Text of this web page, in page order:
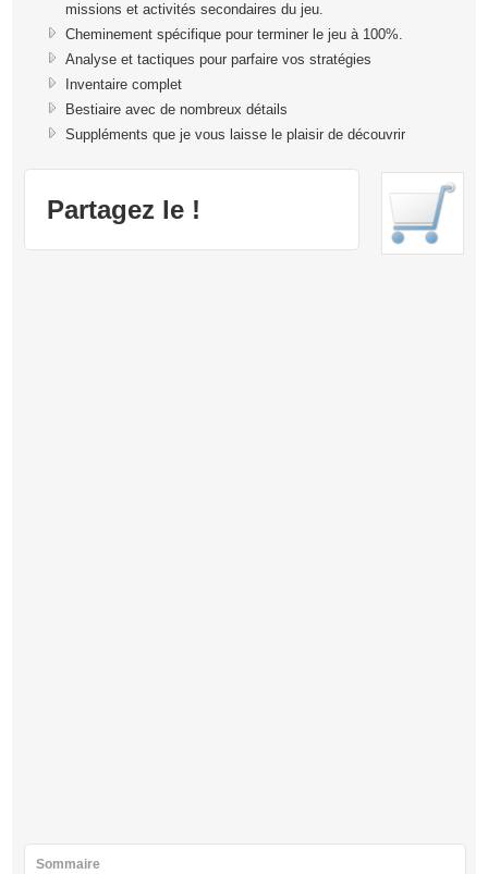
missions et activités secondaires du jeu.
Cheminement spécifique pour terminer le jeu à 100%.
Analyse et tactiques pour parfaire vos stratégies
Inventaire complet
Bestiaire avec de nombreux détails
Suppléments que je vous laisse le plaisir de découvrir
Partagez le !
Sommaire